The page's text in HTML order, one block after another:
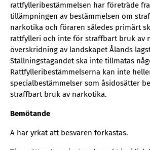
rattfylleribestämmelsen har företräde
tillämpningen av bestämmelsen om
narkotika och föraren således primärt
rattfylleri och inte för straffbart bruk av
överskridning av landskapet Ålands
Ställningstagandet ska inte tillmätas
Rattfylleribestämmelserna kan inte
specialbestämmelser som åsidosätter
straffbart bruk av narkotika.
Bemötande
A har yrkat att besvären förkastas.